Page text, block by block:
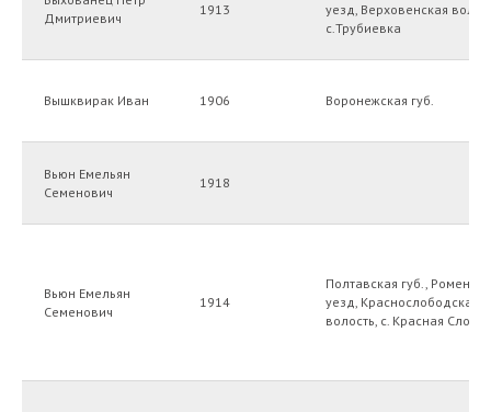
Дмитриевич
1913
уезд, Верховенская
с.Трубиевка
Вышквирак Иван 1906 Воронежская губ.
Вьюн Емельян
Семенович
1918
Вьюн Емельян
Семенович
1914
Полтавская губ.,
уезд, Краснослободская
волость, с. Красная